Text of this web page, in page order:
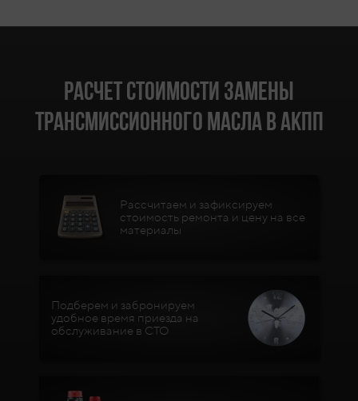
Расчет стоимости замены
трансмиссионного масла в АКПП
Рассчитаем и зафиксируем
стоимость ремонта и цену на все
материалы
Подберем и забронируем
удобное время приезда на
обслуживание в СТО